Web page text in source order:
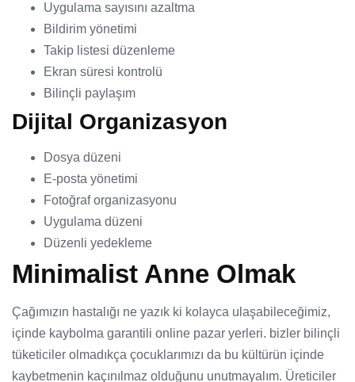
Uygulama sayısını azaltma
Bildirim yönetimi
Takip listesi düzenleme
Ekran süresi kontrolü
Bilinçli paylaşım
Dijital Organizasyon
Dosya düzeni
E-posta yönetimi
Fotoğraf organizasyonu
Uygulama düzeni
Düzenli yedekleme
Minimalist Anne Olmak
Çağımızın hastalığı ne yazık ki kolayca ulaşabileceğimiz,
içinde kaybolma garantili online pazar yerleri. bizler bilinçli
tüketiciler olmadıkça çocuklarımızı da bu kültürün içinde
kaybetmenin kaçınılmaz olduğunu unutmayalım. Üreticiler